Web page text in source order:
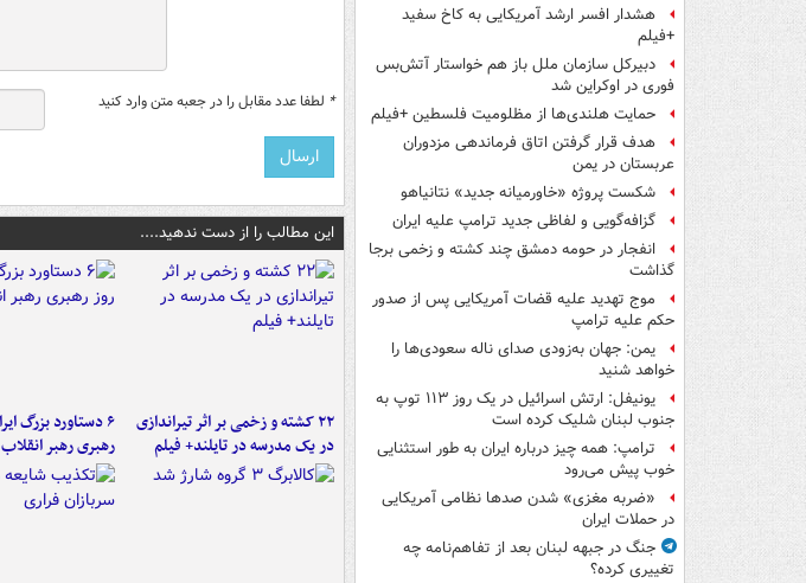
هشدار افسر ارشد آمریکایی به کاخ سفید
+فیلم
دبیرکل سازمان ملل باز هم خواستار آتش‌بس
فوری در اوکراین شد
حمایت هلندی‌ها از مظلومیت فلسطین +فیلم
هدف قرار گرفتن اتاق‌ فرماندهی مزدوران
عربستان در یمن
شکست پروژه «خاورمیانه جدید» نتانیاهو
گزافه‌گویی و لفاظی جدید ترامپ علیه ایران
انفجار در حومه دمشق چند کشته و زخمی برجا
گذاشت
موج تهدید علیه قضات آمریکایی پس از صدور
حکم علیه ترامپ
یمن: جهان به‌زودی صدای ناله سعودی‌ها را
خواهد شنید
یونیفل: ارتش اسرائیل در یک روز ۱۱۳ توپ به
جنوب لبنان شلیک کرده است
ترامپ: همه چیز درباره ایران به طور استثنایی
خوب پیش می‌رود
«ضربه مغزی» شدن صدها نظامی آمریکایی
در حملات ایران
جنگ در جبهه لبنان بعد از تفاهم‌نامه چه
تغییری کرده؟
* لطفا عدد مقابل را در جعبه متن وارد کنید
این مطالب را از دست ندهید....
۲۲ کشته و زخمی بر اثر تیراندازی
در یک مدرسه در تایلند+ فیلم
رهبری رهبر انقلاب